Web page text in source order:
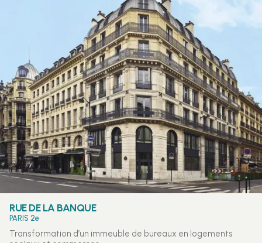
RUE DE LA BANQUE
PARIS 2e
Transformation d’un immeuble de bureaux en logements